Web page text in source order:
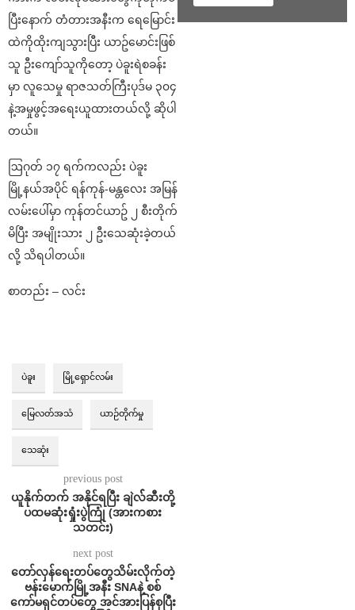
ပြီးနောက် တံတားအနီးက ရေမြောင်း
ထဲကိုထိုးကျသွားပြီး ယာဥ်မောင်းဖြစ်
သူ ဦးကျော်သူကိုတော့ ပဲခူးရဲစခန်း
မှာ လူသေမှု ရာဇသတ်ကြီးပုဒ်မ ၃၀၄
နဲ့အမှုဖွင့်အရေးယူထားတယ်လို့ ဆိုပါ
တယ်။
ဩဂုတ် ၁၇ ရက်ကလည်း ပဲခူး
မြို့နယ်အပိုင် ရန်ကုန်-မန္တလေး အမြန်
လမ်းပေါ်မှာ ကုန်တင်ယာဥ် ၂ စီးတိုက်
မိပြီး အမျိုးသား ၂ ဦးသေဆုံးခဲ့တယ်
လို့ သိရပါတယ်။
စာတည်း – လင်း
ပဲခူး မြို့ရှောင်လမ်း
မြေလတ်အသံ ယာဉ်တိုက်မှု
သေဆုံး
previous post
ယူနိုက်တက် အနိုင်ရပြီး ချဲလ််ဆီးတို့
ပထမဆုံးရှုံးပွဲကြုံ (အားကစား
သတင်း)
next post
တော်လှန်ရေးတပ်တွေသိမ်းလိုက်တဲ့
ဗန်းမောက်မြို့အနီး SNAနဲ့ စစ်
ကော်မရှင်တပ်တွေ အင်အားပြန်စုပြီး